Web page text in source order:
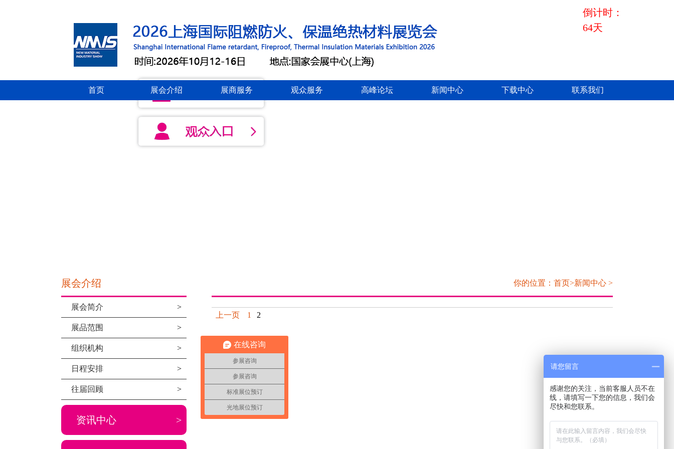
倒计时：
64天
首页 展会介绍 展商服务 观众服务 高峰论坛 新闻中心 下载中心 联系我们
展会介绍
展会简介 >
展品范围 >
组织机构 >
日程安排 >
往届回顾 >
资讯中心 >
你的位置： 首页>新闻中心 >
上一页 1 2
在线咨询
参展咨询
参展咨询
标准展位预订
光地展位预订
请您留言
感谢您的关注，当前客服人员不在
线，请填写一下您的信息，我们会
尽快和您联系。